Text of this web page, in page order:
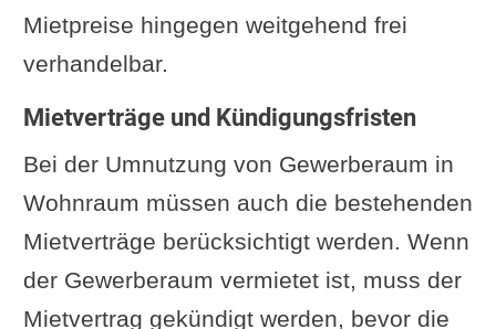
Mietpreise hingegen weitgehend frei
verhandelbar.
Mietverträge und Kündigungsfristen
Bei der Umnutzung von Gewerberaum in
Wohnraum müssen auch die bestehenden
Mietverträge berücksichtigt werden. Wenn
der Gewerberaum vermietet ist, muss der
Mietvertrag gekündigt werden, bevor die